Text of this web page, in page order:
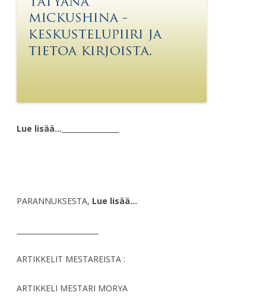
Lue lisää…
PARANNUKSESTA, Lue lisää…
ARTIKKELIT MESTAREISTA :
ARTIKKELI MESTARI MORYA